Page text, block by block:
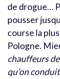
de drogue…
pousser
course la
Pologne.
chauffeurs
qu’on